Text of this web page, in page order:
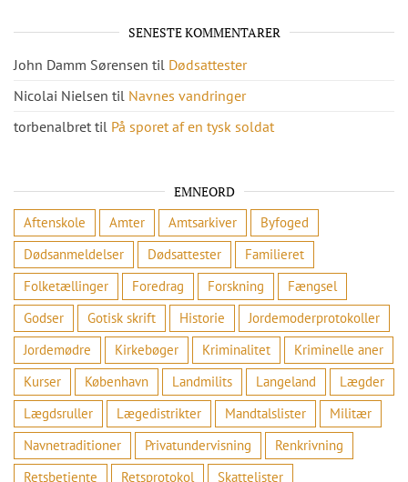
SENESTE KOMMENTARER
John Damm Sørensen til Dødsattester
Nicolai Nielsen til Navnes vandringer
torbenalbret til På sporet af en tysk soldat
EMNEORD
Aftenskole
Amter Amtsarkiver
Byfoged
Dødsanmeldelser
Dødsattester
Familieret
Folketællinger
Foredrag Forskning
Fængsel
Godser
Gotisk skrift Historie
Jordemoderprotokoller
Jordemødre
Kirkebøger Kriminalitet
Kriminelle aner
Kurser
København Landmilits Langeland
Lægder
Lægdsruller
Lægedistrikter Mandtalslister
Militær
Navnetraditioner
Privatundervisning
Renkrivning
Retsbetjente
Retsprotokol
Skattelister